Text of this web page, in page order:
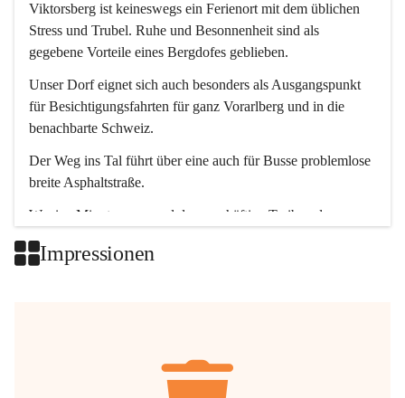
Viktorsberg ist keineswegs ein Ferienort mit dem üblichen
Stress und Trubel. Ruhe und Besonnenheit sind als
gegebene Vorteile eines Bergdofes geblieben.
Unser Dorf eignet sich auch besonders als Ausgangspunkt
für Besichtigungsfahrten für ganz Vorarlberg und in die
benachbarte Schweiz.
Der Weg ins Tal führt über eine auch für Busse problemlose
breite Asphaltstraße.
Wenige Minuten nur, und das geschäftige Treiben der
Impressionen